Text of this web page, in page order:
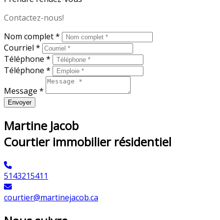
Contactez-nous!
Nom complet *
Courriel *
Téléphone *
Téléphone *
Message *
Envoyer
Martine Jacob
Courtier immobilier résidentiel
5143215411
courtier@martinejacob.ca